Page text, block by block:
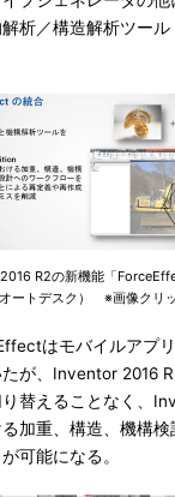
析／構造解析ツー
R2の新機能「
オートデスク） ※画像クリ
はモバイルアプ
が、Inventor 2016
替えることなく、
加重、構造、機構
可能になる。